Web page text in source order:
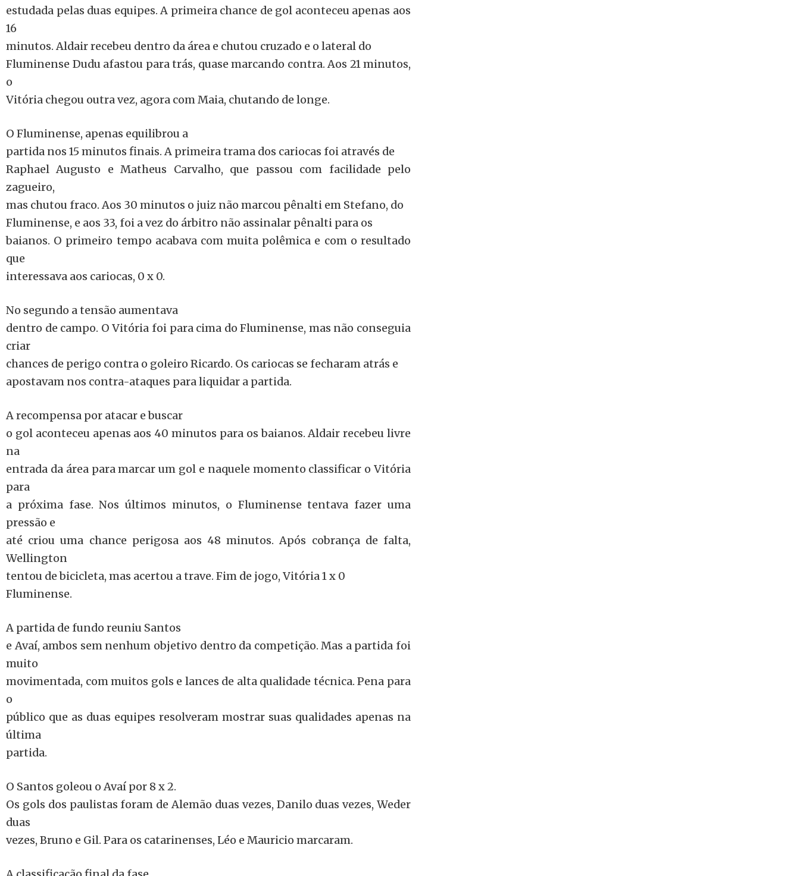
estudada pelas duas equipes. A primeira chance de gol aconteceu apenas aos
16
minutos. Aldair recebeu dentro da área e chutou cruzado e o lateral do
Fluminense Dudu afastou para trás, quase marcando contra. Aos 21 minutos,
o
Vitória chegou outra vez, agora com Maia, chutando de longe.
O Fluminense, apenas equilibrou a
partida nos 15 minutos finais. A primeira trama dos cariocas foi através de
Raphael Augusto e Matheus Carvalho, que passou com facilidade pelo
zagueiro,
mas chutou fraco. Aos 30 minutos o juiz não marcou pênalti em Stefano, do
Fluminense, e aos 33, foi a vez do árbitro não assinalar pênalti para os
baianos. O primeiro tempo acabava com muita polêmica e com o resultado
que
interessava aos cariocas, 0 x 0.
No segundo a tensão aumentava
dentro de campo. O Vitória foi para cima do Fluminense, mas não conseguia
criar
chances de perigo contra o goleiro Ricardo. Os cariocas se fecharam atrás e
apostavam nos contra-ataques para liquidar a partida.
A recompensa por atacar e buscar
o gol aconteceu apenas aos 40 minutos para os baianos. Aldair recebeu livre
na
entrada da área para marcar um gol e naquele momento classificar o Vitória
para
a próxima fase. Nos últimos minutos, o Fluminense tentava fazer uma
pressão e
até criou uma chance perigosa aos 48 minutos. Após cobrança de falta,
Wellington
tentou de bicicleta, mas acertou a trave. Fim de jogo, Vitória 1 x 0
Fluminense.
A partida de fundo reuniu Santos
e Avaí, ambos sem nenhum objetivo dentro da competição. Mas a partida foi
muito
movimentada, com muitos gols e lances de alta qualidade técnica. Pena para
o
público que as duas equipes resolveram mostrar suas qualidades apenas na
última
partida.
O Santos goleou o Avaí por 8 x 2.
Os gols dos paulistas foram de Alemão duas vezes, Danilo duas vezes, Weder
duas
vezes, Bruno e Gil. Para os catarinenses, Léo e Mauricio marcaram.